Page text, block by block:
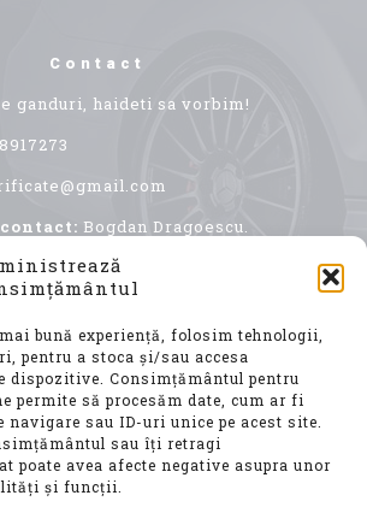
bună experiență, folosim tehnologii,
pentru a stoca și/sau accesa
dispozitive. Consimțământul pentru
permite să procesăm date, cum ar fi
navigare sau ID-uri unice pe acest site.
sau îți retragi
poate avea afecte negative asupra unor
și funcții.
Contact
ganduri, haideti sa vorbim!
contact: Bogdan Dragoescu.
unui autoturism second hand, este
care implică nu doar o
considerabilă, ci și o
influența confortul, siguranța și